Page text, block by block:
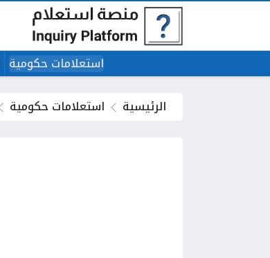
استعلامات حكومية
الرئيسية
استعلامات حكومية